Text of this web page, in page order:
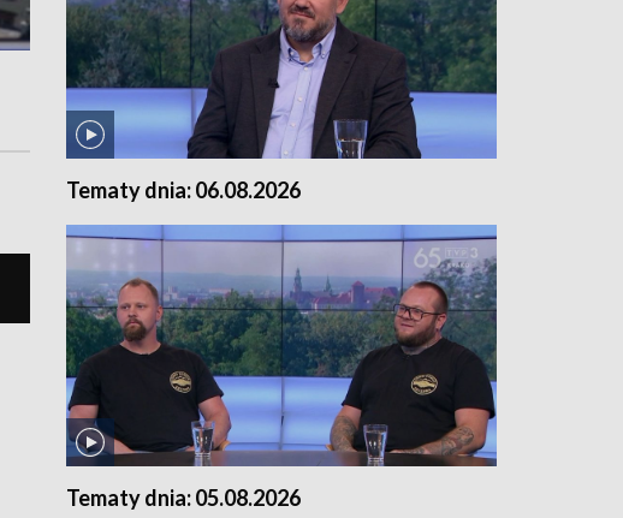
Tematy dnia: 06.08.2026
Tematy dnia: 05.08.2026